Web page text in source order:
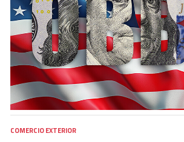
COMERCIO EXTERIOR